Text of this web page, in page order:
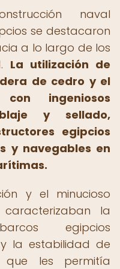
naval
se destacaron
a lo largo de los
La utilización de
de cedro y el
ingeniosos
y sellado,
egipcios
y navegables en
y el minucioso
la
egipcios
la estabilidad de
que les permitía